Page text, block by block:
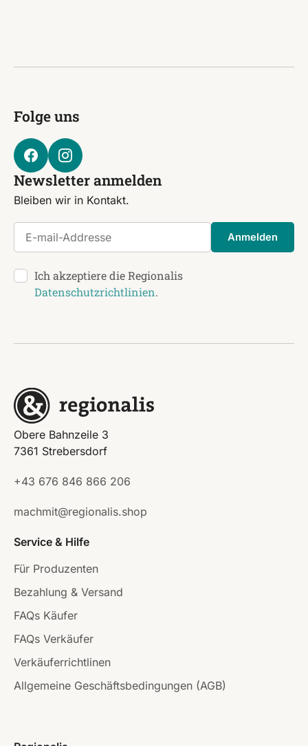
Folge uns
Newsletter anmelden
Bleiben wir in Kontakt.
E-mail-Addresse
Anmelden
Ich akzeptiere die Regionalis
Datenschutzrichtlinien.
Obere Bahnzeile 3
7361 Strebersdorf
+43 676 846 866 206
machmit@regionalis.shop
Service & Hilfe
Für Produzenten
Bezahlung & Versand
FAQs Käufer
FAQs Verkäufer
Verkäuferrichtlinen
Allgemeine Geschäftsbedingungen (AGB)